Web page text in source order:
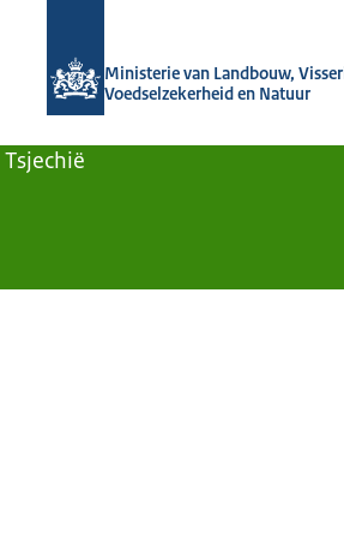
Ministerie van Landbouw,
Voedselzekerheid en Natuur
Tsjechië